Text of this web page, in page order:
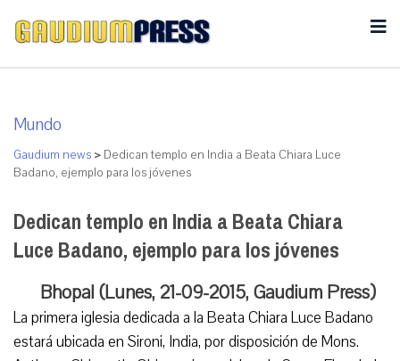
Mundo
Gaudium news > Dedican templo en India a Beata Chiara Luce
Badano, ejemplo para los jóvenes
Dedican templo en India a Beata Chiara
Luce Badano, ejemplo para los jóvenes
Bhopal (Lunes, 21-09-2015, Gaudium Press)
La primera iglesia dedicada a la Beata Chiara Luce Badano
estará ubicada en Sironi, India, por disposición de Mons.